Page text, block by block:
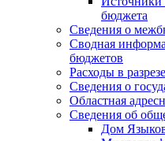
бюджета
Сведения о
Сводная
бюджетов
Расходы в
Сведения о
Областная
Сведения об
Дом